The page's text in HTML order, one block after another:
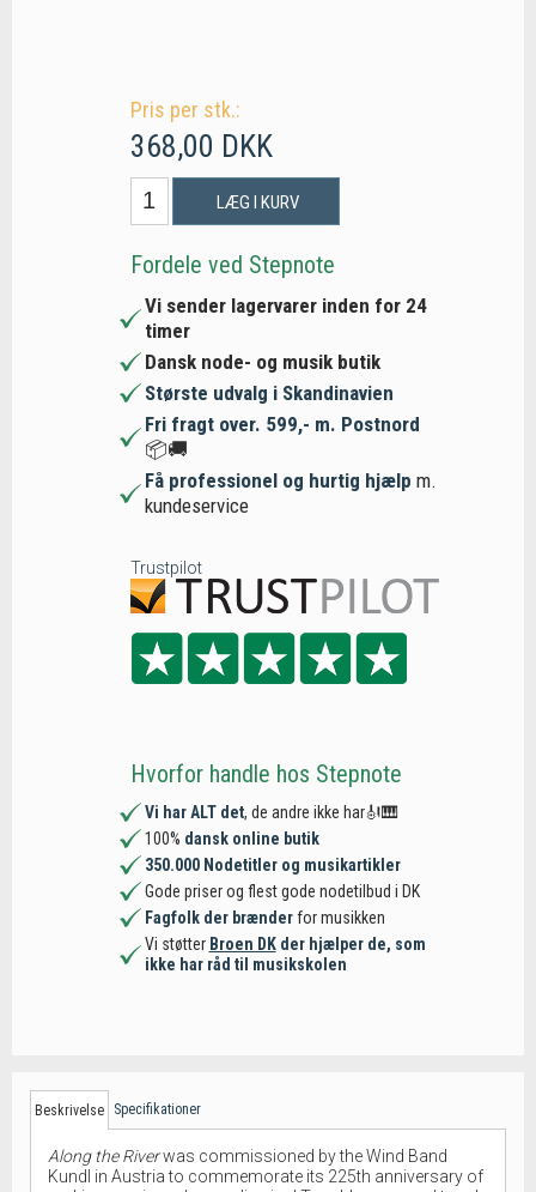
Pris per stk.:
368,00 DKK
LÆG I KURV
Fordele ved Stepnote
Vi sender lagervarer inden for 24
timer
Dansk node- og musik butik
Største udvalg i Skandinavien
Fri fragt over. 599,- m. Postnord
📦🚚
Få professionel og hurtig hjælp m.
kundeservice
Trustpilot
Hvorfor handle hos Stepnote
Vi har ALT det, de andre ikke har🎻🎹
100% dansk online butik
350.000 Nodetitler og musikartikler
Gode priser og flest gode nodetilbud i DK
Fagfolk der brænderfor musikken
Vi støtter Broen DKder hjælper de, som
ikke har råd til musikskolen
Beskrivelse Specifikationer
Along the Riverwas commissioned by the Wind Band
Kundl in Austria to commemorate its 225th anniversary of